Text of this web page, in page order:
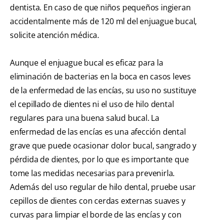
dentista. En caso de que niños pequeños ingieran
accidentalmente más de 120 ml del enjuague bucal,
solicite atención médica.
Aunque el enjuague bucal es eficaz para la
eliminación de bacterias en la boca en casos leves
de la enfermedad de las encías, su uso no sustituye
el cepillado de dientes ni el uso de hilo dental
regulares para una buena salud bucal. La
enfermedad de las encías es una afección dental
grave que puede ocasionar dolor bucal, sangrado y
pérdida de dientes, por lo que es importante que
tome las medidas necesarias para prevenirla.
Además del uso regular de hilo dental, pruebe usar
cepillos de dientes con cerdas externas suaves y
curvas para limpiar el borde de las encías y con